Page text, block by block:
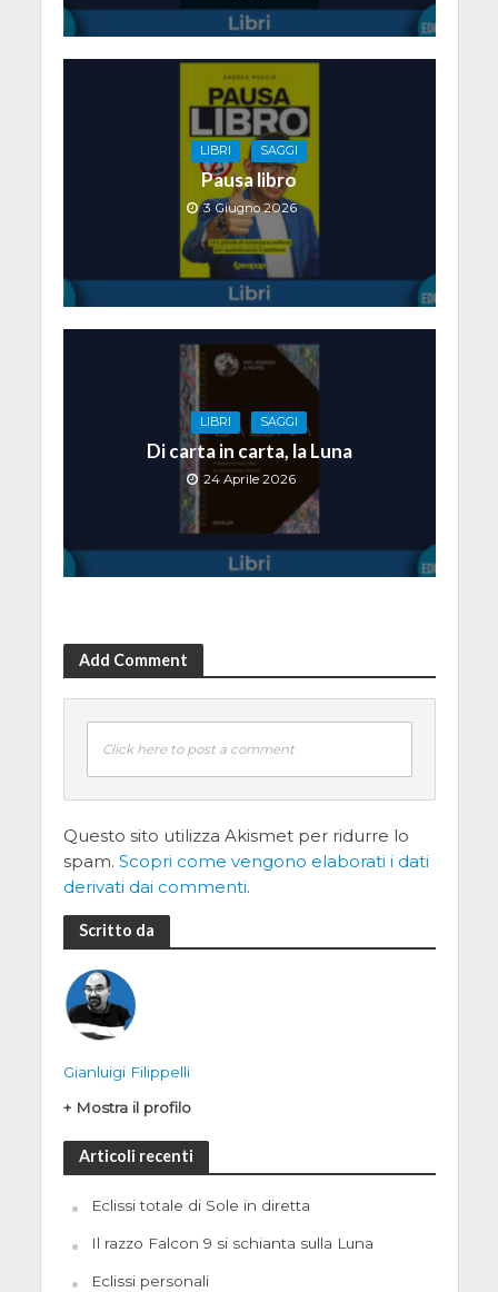
LIBRI SAGGI
Pausa libro
3 Giugno 2026
LIBRI SAGGI
Di carta in carta, la Luna
24 Aprile 2026
Add Comment
Click here to post a comment
Questo sito utilizza Akismet per ridurre lo
spam. Scopri come vengono elaborati i dati
derivati dai commenti.
Scritto da
Gianluigi Filippelli
+ Mostra il profilo
Articoli recenti
Eclissi totale di Sole in diretta
Il razzo Falcon 9 si schianta sulla Luna
Eclissi personali